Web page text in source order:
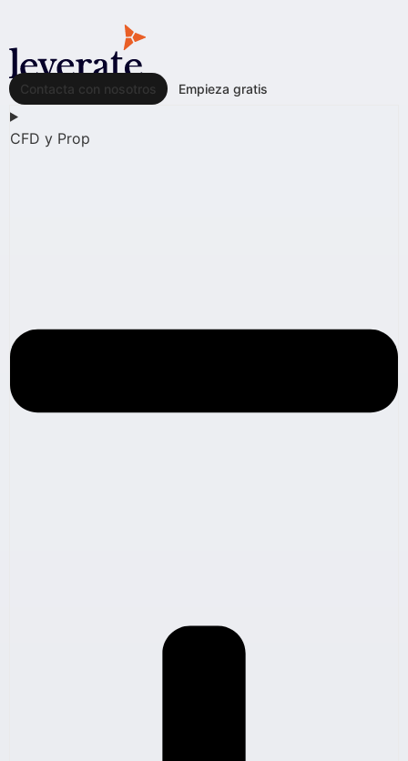
Contacta con nosotros Empieza gratis
CFD y Prop